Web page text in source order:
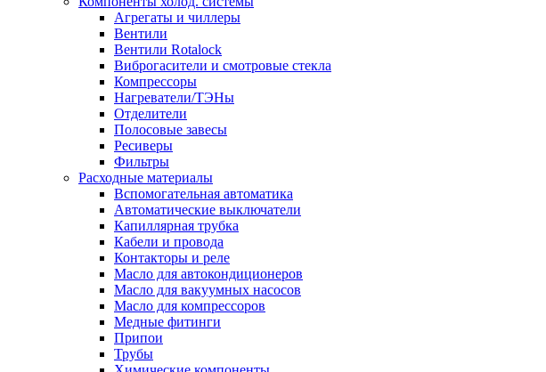
Агрегаты и чиллеры
Вентили
Вентили Rotalock
Виброгасители и смотровые стекла
Компрессоры
Нагреватели/ТЭНы
Отделители
Полосовые завесы
Ресиверы
Фильтры
Расходные материалы
Вспомогательная автоматика
Автоматические выключатели
Капиллярная трубка
Кабели и провода
Контакторы и реле
Масло для автокондиционеров
Масло для вакуумных насосов
Масло для компрессоров
Медные фитинги
Припои
Трубы